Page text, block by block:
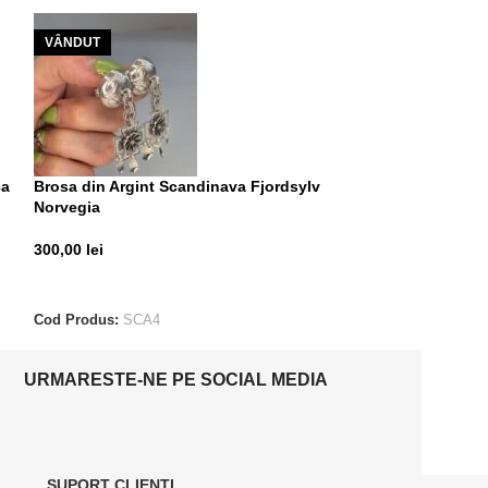
VÂNDUT
Brosa din Argint Scandinava Fjordsylv
Norvegia
300,00 lei
Cod Produs: SCA4
URMARESTE-NE PE SOCIAL MEDIA